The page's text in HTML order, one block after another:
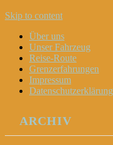
Skip to content
Über uns
Unser Fahrzeug
Reise-Route
Grenzerfahrungen
Impressum
Datenschutzerklärung
ARCHIV